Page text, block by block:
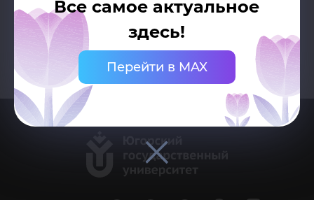
Все самое актуальное
здесь!
Перейти в MAX